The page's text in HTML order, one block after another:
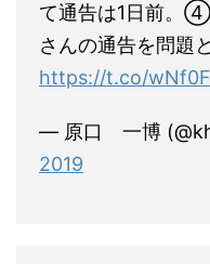
て通告は1日前。
さんの通告を問題
https://t.co/
— 原口 一博
2019